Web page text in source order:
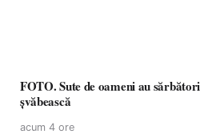
FOTO. Sute de oameni au
șvăbească
acum 4 ore